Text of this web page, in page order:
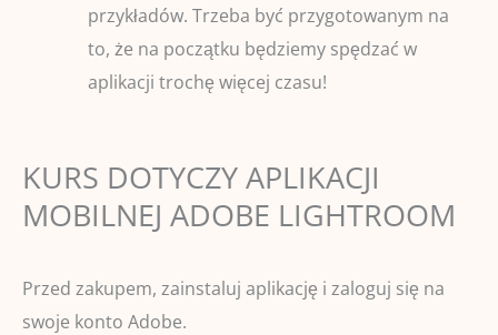
przykładów. Trzeba być przygotowanym na
to, że na początku będziemy spędzać w
aplikacji trochę więcej czasu!
KURS DOTYCZY APLIKACJI
MOBILNEJ ADOBE LIGHTROOM
Przed zakupem, zainstaluj aplikację i zaloguj się na
swoje konto Adobe.